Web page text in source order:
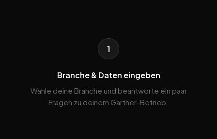
1
Branche & Daten eingeben
Wähle deine Branche und beantworte ein paar
Fragen zu deinem Gärtner-Betrieb.